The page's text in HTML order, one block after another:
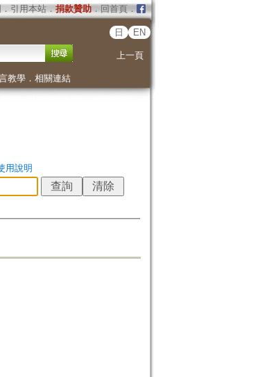
． 引用本站． 捐款贊助．回首頁．
日 EN
上一頁
教學． 相關連結
用說明